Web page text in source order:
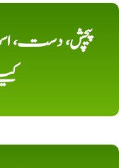
پیچش، دست،